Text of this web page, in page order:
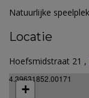
Natuurlijke
Locatie
Hoefsmidstraat 21 ,
4.39631852.00171
+